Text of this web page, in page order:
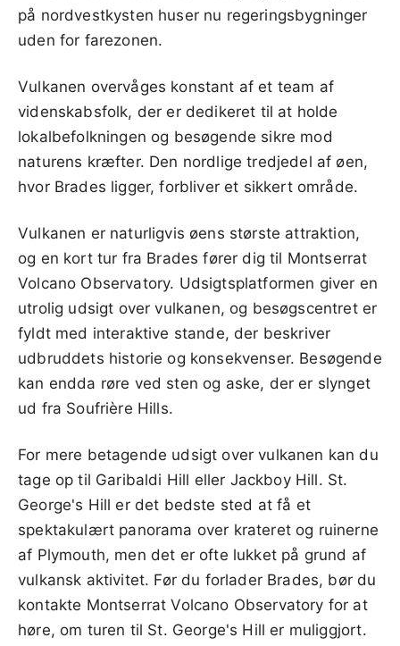
på nordvestkysten huser nu regeringsbygninger
uden for farezonen.
Vulkanen overvåges konstant af et team af
videnskabsfolk, der er dedikeret til at holde
lokalbefolkningen og besøgende sikre mod
naturens kræfter. Den nordlige tredjedel af øen,
hvor Brades ligger, forbliver et sikkert område.
Vulkanen er naturligvis øens største attraktion,
og en kort tur fra Brades fører dig til Montserrat
Volcano Observatory. Udsigtsplatformen giver en
utrolig udsigt over vulkanen, og besøgscentret er
fyldt med interaktive stande, der beskriver
udbruddets historie og konsekvenser. Besøgende
kan endda røre ved sten og aske, der er slynget
ud fra Soufrière Hills.
For mere betagende udsigt over vulkanen kan du
tage op til Garibaldi Hill eller Jackboy Hill. St.
George's Hill er det bedste sted at få et
spektakulært panorama over krateret og ruinerne
af Plymouth, men det er ofte lukket på grund af
vulkansk aktivitet. Før du forlader Brades, bør du
kontakte Montserrat Volcano Observatory for at
høre, om turen til St. George's Hill er muliggjort.